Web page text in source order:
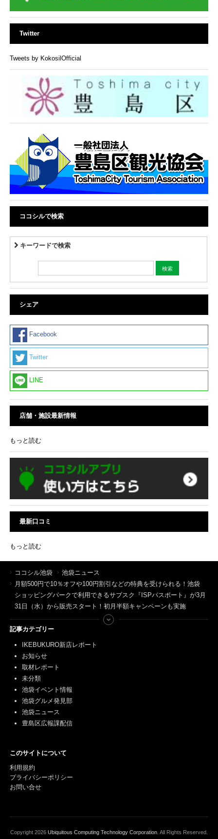
Twitter
Tweets by KokosilOfficial
ココシルで検索
キーワードで検索
シェア
Facebook
Twitter
LINE
店舗・施設最新情報
もっと読む
最新口コミ
もっと読む
ココシル池袋
池袋ニュース
月額500円で10％オフや100円割引などの特典を受けられる！池袋
ショッピングパークで利用できるサブスク『ISPパスポート』が3月
31日（水）から販売スタート！初月半額キャンペーンも実施
記事カテゴリー
IKEBUKURO新店レポート
お知らせ
取材レポート
未分類
池袋イベント情報
池袋グルメ発見部
池袋ニュース
豊島区広報課配信
このサイトについて
利用規約
プライバシーポリシー
お問い合せ
Copyright 2026 Ubiquitous Computing Technology Corporation . All Rights Reserved.